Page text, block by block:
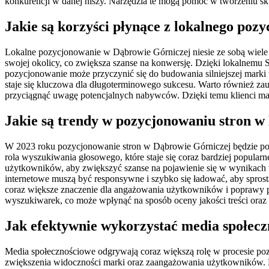
Jakie są korzyści płynące z lokalnego
Lokalne pozycjonowanie w Dąbrowie Górniczej niesie ze sobą
swojej okolicy, co zwiększa szanse na konwersję. Dzięki
pozycjonowanie może przyczynić się do budowania silniejszej
staje się kluczowa dla długoterminowego sukcesu. Warto również
przyciągnąć uwagę potencjalnych nabywców. Dzięki temu klienci
Jakie są trendy w pozycjonowaniu stron
W 2023 roku pozycjonowanie stron w Dąbrowie Górniczej będzie
rola wyszukiwania głosowego, które staje się coraz bardziej
użytkowników, aby zwiększyć szanse na pojawienie się w
internetowe muszą być responsywne i szybko się ładować, aby
coraz większe znaczenie dla angażowania użytkowników i
wyszukiwarek, co może wpłynąć na sposób oceny jakości treści
Jak efektywnie wykorzystać media
Media społecznościowe odgrywają coraz większą rolę w procesie
zwiększenia widoczności marki oraz zaangażowania